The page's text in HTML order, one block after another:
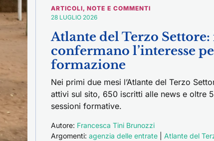
ARTICOLI, NOTE E COMMENTI
28 LUGLIO 2026
Atlante del Terzo
confermano l’interesse
formazione
Nei primi due mesi l’Atlante del Terzo
attivi sul sito, 650 iscritti alle news e oltre
sessioni formative.
Autore: Francesca Tini Brunozzi
Argomenti: agenzia delle entrate Atlante del